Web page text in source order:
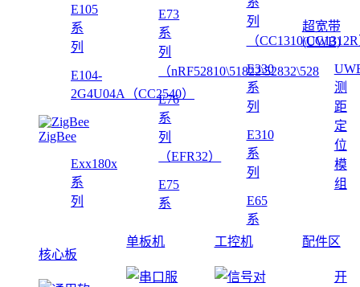
E105
系
列
E104-
2G4U04A（CC2540）
ZigBee
Exx180x
系
列
E73
系
列
（nRF52810\51822\52832\528
E76
系
列
（EFR32）
E75
系
列
（
E330
系
列
E310
系
列
E65
系
超宽带
(UWB)
测
距
定
位
模
组
核心板
单板机 工控机 配件区
开